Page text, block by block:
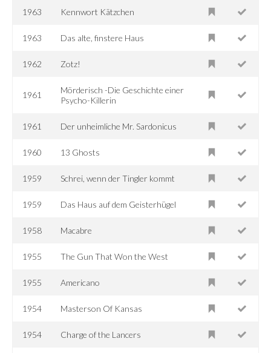
1963 Kennwort Kätzchen
1963 Das alte, finstere Haus
1962 Zotz!
1961
Mörderisch -Die Geschichte einer
Psycho-Killerin
1961 Der unheimliche Mr. Sardonicus
1960 13 Ghosts
1959 Schrei, wenn der Tingler kommt
1959 Das Haus auf dem Geisterhügel
1958 Macabre
1955 The Gun That Won the West
1955 Americano
1954 Masterson Of Kansas
1954 Charge of the Lancers